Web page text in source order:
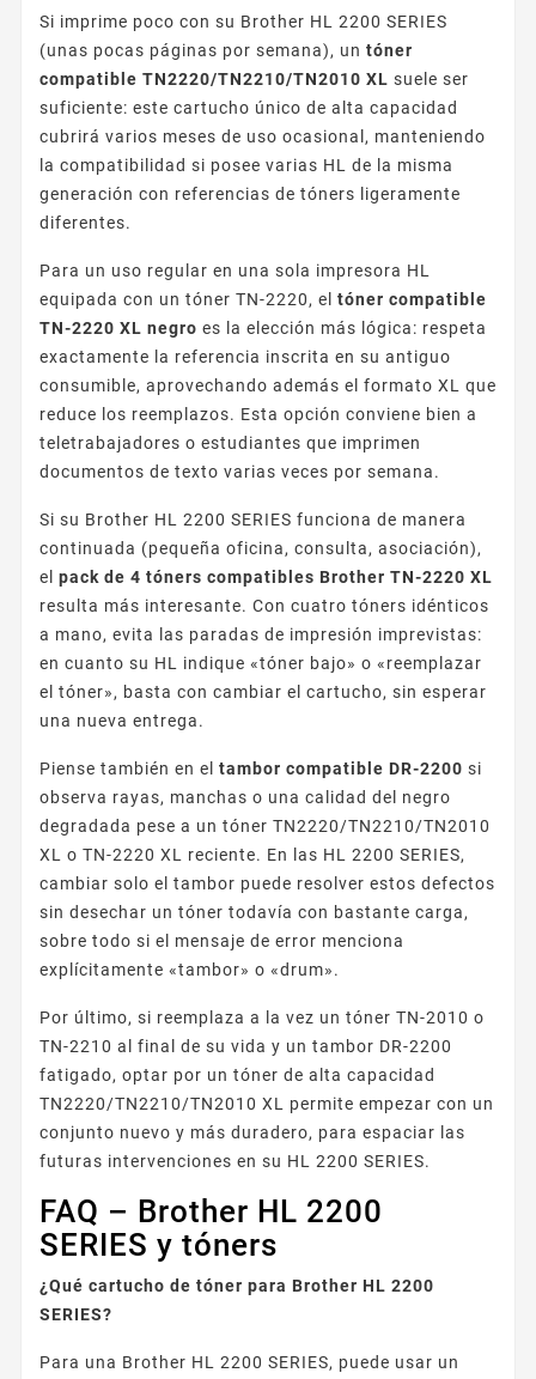
Si imprime poco con su Brother HL 2200 SERIES
(unas pocas páginas por semana), un tóner
compatible TN2220/TN2210/TN2010 XL suele ser
suficiente: este cartucho único de alta capacidad
cubrirá varios meses de uso ocasional, manteniendo
la compatibilidad si posee varias HL de la misma
generación con referencias de tóners ligeramente
diferentes.
Para un uso regular en una sola impresora HL
equipada con un tóner TN-2220, el tóner compatible
TN-2220 XL negro es la elección más lógica: respeta
exactamente la referencia inscrita en su antiguo
consumible, aprovechando además el formato XL que
reduce los reemplazos. Esta opción conviene bien a
teletrabajadores o estudiantes que imprimen
documentos de texto varias veces por semana.
Si su Brother HL 2200 SERIES funciona de manera
continuada (pequeña oficina, consulta, asociación),
el pack de 4 tóners compatibles Brother TN-2220 XL
resulta más interesante. Con cuatro tóners idénticos
a mano, evita las paradas de impresión imprevistas:
en cuanto su HL indique «tóner bajo» o «reemplazar
el tóner», basta con cambiar el cartucho, sin esperar
una nueva entrega.
Piense también en el tambor compatible DR-2200 si
observa rayas, manchas o una calidad del negro
degradada pese a un tóner TN2220/TN2210/TN2010
XL o TN-2220 XL reciente. En las HL 2200 SERIES,
cambiar solo el tambor puede resolver estos defectos
sin desechar un tóner todavía con bastante carga,
sobre todo si el mensaje de error menciona
explícitamente «tambor» o «drum».
Por último, si reemplaza a la vez un tóner TN-2010 o
TN-2210 al final de su vida y un tambor DR-2200
fatigado, optar por un tóner de alta capacidad
TN2220/TN2210/TN2010 XL permite empezar con un
conjunto nuevo y más duradero, para espaciar las
futuras intervenciones en su HL 2200 SERIES.
FAQ – Brother HL 2200
SERIES y tóners
¿Qué cartucho de tóner para Brother HL 2200
SERIES?
Para una Brother HL 2200 SERIES, puede usar un